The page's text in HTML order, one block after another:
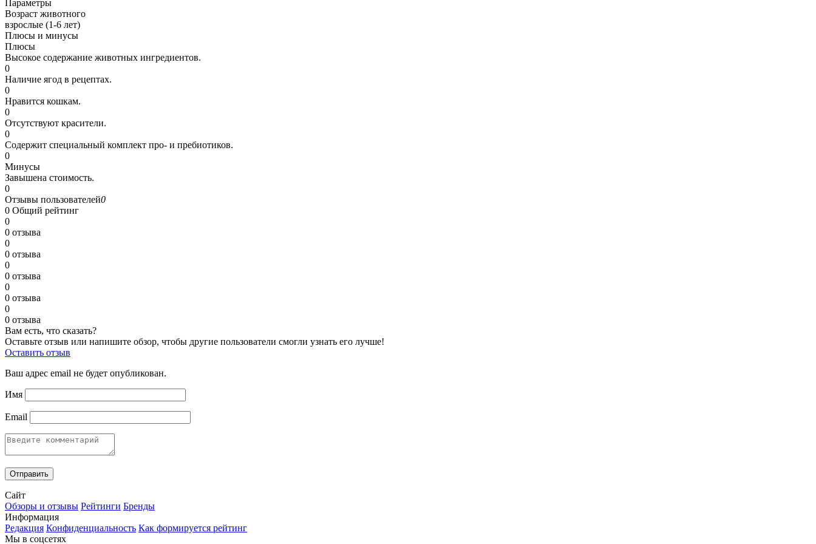
Параметры
Возраст животного
взрослые (1-6 лет)
Плюсы и минусы
Плюсы
Высокое содержание животных ингредиентов.
0
Наличие ягод в рецептах.
0
Нравится кошкам.
0
Отсутствуют красители.
0
Содержит специальный комплект про- и пребиотиков.
0
Минусы
Завышена стоимость.
0
Отзывы пользователей0
0 Общий рейтинг
0
0 отзыва
0
0 отзыва
0
0 отзыва
0
0 отзыва
0
0 отзыва
Вам есть, что сказать?
Оставьте отзыв или напишите обзор, чтобы другие пользователи смогли узнать его лучше!
Оставить отзыв
Ваш адрес email не будет опубликован.
Имя
Email
Сайт
Обзоры и отзывы Рейтинги Бренды
Информация
Редакция Конфиденциальность Как формируется рейтинг
Мы в соцсетях